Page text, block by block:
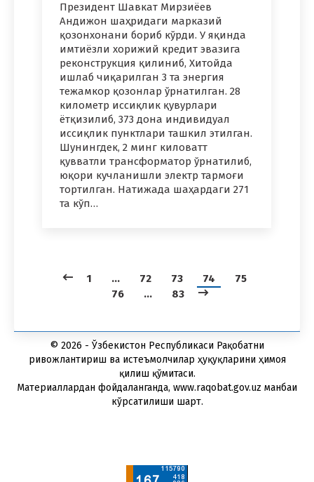
Президент Шавкат Мирзиёев
Андижон шаҳридаги марказий
қозонхонани бориб кўрди. У яқинда
имтиёзли хорижий кредит эвазига
реконструкция қилиниб, Хитойда
ишлаб чиқарилган 3 та энергия
тежамкор қозонлар ўрнатилган. 28
километр иссиқлик қувурлари
ётқизилиб, 373 дона индивидуал
иссиқлик пунктлари ташкил этилган.
Шунингдек, 2 минг киловатт
қувватли трансформатор ўрнатилиб,
юқори кучланишли электр тармоғи
тортилган. Натижада шаҳардаги 271
та кўп…
1 … 72 73 74
75
76
… 83
© 2026 - Ўзбекистон Республикаси Рақобатни
ривожлантириш ва истеъмолчилар ҳуқуқларини ҳимоя
қилиш қўмитаси.
Материаллардан фойдаланганда, www.raqobat.gov.uz манбаи
кўрсатилиши шарт.